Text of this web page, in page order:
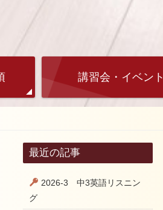
講習会・イベント
最近の記事
2026-3 中3英語リスニン
グ